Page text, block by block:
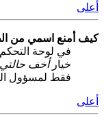
أعلى
كيف أمنع اسمي من
في لوحة
خيارأخف
فقط لمسؤول
أعلى